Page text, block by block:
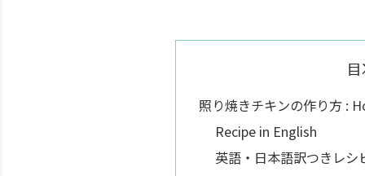
照り焼きチキンの作り方 :
Recipe in English
英語・日本語訳つきレ